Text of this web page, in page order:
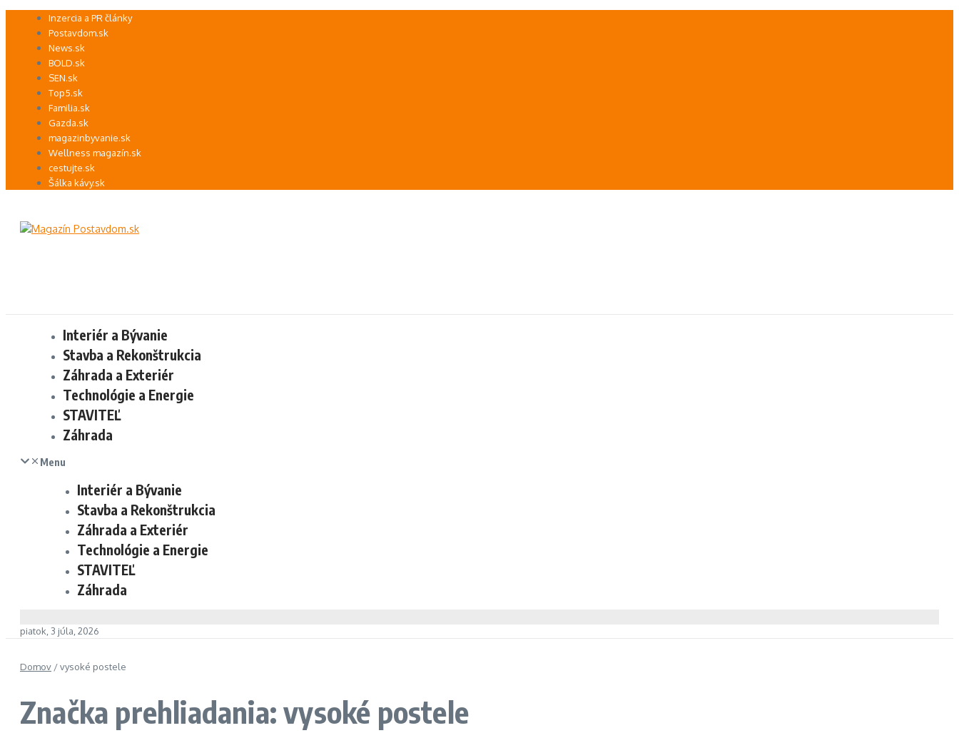
Preskočiť Inzercia a PR články
Postavdom.sk
News.sk
BOLD.sk
SEN.sk
Top5.sk
Familia.sk
Gazda.sk
magazinbyvanie.sk
Wellness magazín.sk
cestujte.sk
Šálka kávy.sk
Interiér a Bývanie
Stavba a Rekonštrukcia
Záhrada a Exteriér
Technológie a Energie
STAVITEĽ
Záhrada
Menu
Interiér a Bývanie
Stavba a Rekonštrukcia
Záhrada a Exteriér
Technológie a Energie
STAVITEĽ
Záhrada
piatok, 3 júla, 2026
Domov /vysoké postele
Značka prehliadania: vysoké postele